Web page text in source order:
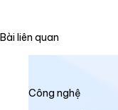
Bài liên quan
Công nghệ